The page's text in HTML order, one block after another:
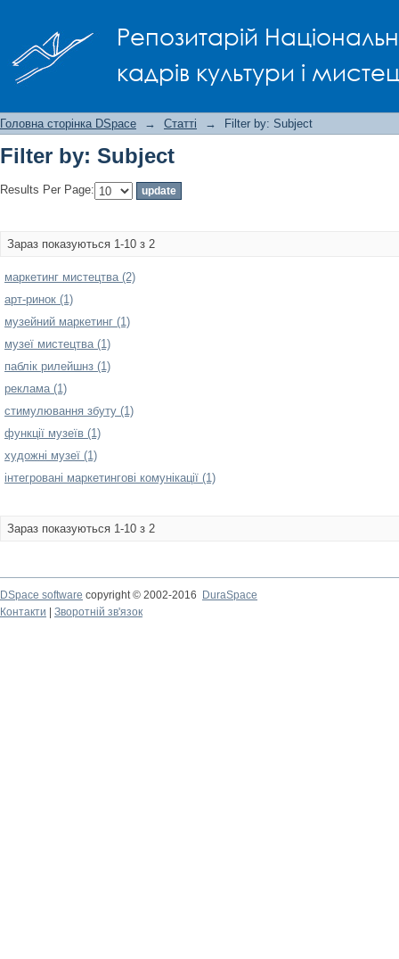
Репозитарій
кадрів культури і
Головна сторінка DSpace → Статті → Filter by: Subject
Filter by: Subject
Results Per Page:
Зараз показуються 1-10 з 2
маркетинг мистецтва (2)
арт-ринок (1)
музейний маркетинг (1)
музеї мистецтва (1)
паблік рилейшнз (1)
реклама (1)
стимулювання збуту (1)
функції музеїв (1)
художні музеї (1)
інтегровані маркетингові комунікації (1)
Зараз показуються 1-10 з 2
DSpace software copyright © 2002-2016
DuraSpace
Контакти
Зворотній зв'язок